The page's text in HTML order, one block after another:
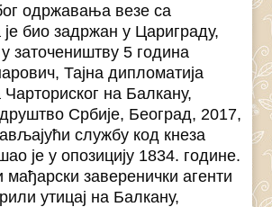
одржавања везе са
је био задржан у Цариграду,
заточеништву 5 година
Тајна дипломатија
на Балкану,
Србије, Београд, 2017,
службу код кнеза
је у опозицију 1834. године.
мађарски заверенички агенти
утицај на Балкану,